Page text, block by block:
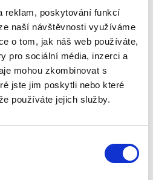
reklam, poskytování funkcí
naší návštěvnosti využíváme
o tom, jak náš web používáte,
pro sociální média, inzerci a
mohou zkombinovat s
jste jim poskytli nebo které
používáte jejich služby.
nakladatelství
na trhu přes 30 let.
a Konference
se kvalitně.
se s Akademií C. H. Beck.